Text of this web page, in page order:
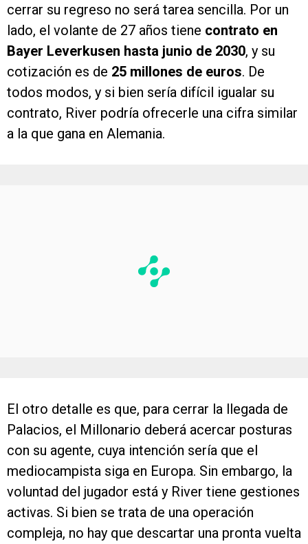
cerrar su regreso no será tarea sencilla. Por un
lado, el volante de 27 años tiene contrato en
Bayer Leverkusen hasta junio de 2030, y su
cotización es de 25 millones de euros. De
todos modos, y si bien sería difícil igualar su
contrato, River podría ofrecerle una cifra similar
a la que gana en Alemania.
El otro detalle es que, para cerrar la llegada de
Palacios, el Millonario deberá acercar posturas
con su agente, cuya intención sería que el
mediocampista siga en Europa. Sin embargo, la
voluntad del jugador está y River tiene gestiones
activas. Si bien se trata de una operación
compleja, no hay que descartar una pronta vuelta